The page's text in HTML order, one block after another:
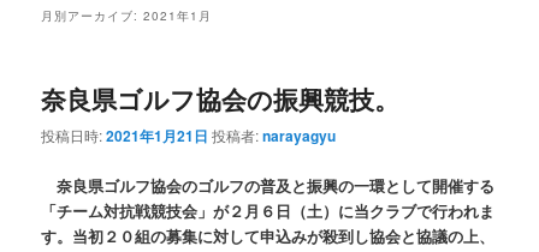
月別アーカイブ:2021年1月
奈良県ゴルフ協会の振興競技。
投稿日時:2021年1月21日 投稿者:narayagyu
奈良県ゴルフ協会のゴルフの普及と振興の一環として開催する
「チーム対抗戦競技会」が２月６日（土）に当クラブで行われま
す。当初２０組の募集に対して申込みが殺到し協会と協議の上、